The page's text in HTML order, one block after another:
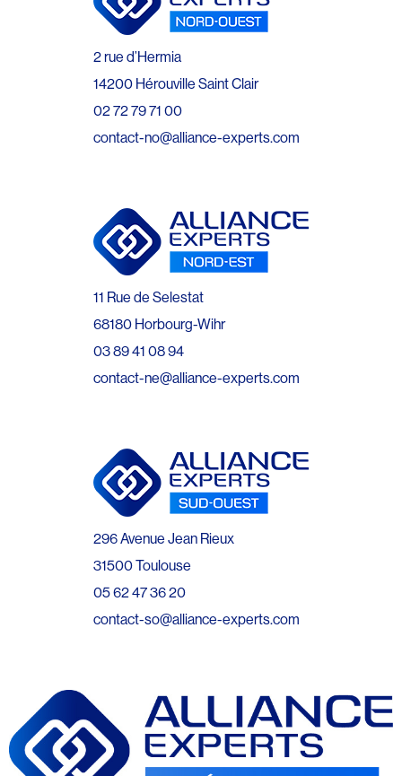
2 rue d’Hermia
14200 Hérouville Saint Clair
02 72 79 71 00
contact-no@alliance-experts.com
11 Rue de Selestat
68180 Horbourg-Wihr
03 89 41 08 94
contact-ne@alliance-experts.com
296 Avenue Jean Rieux
31500 Toulouse
05 62 47 36 20
contact-so@alliance-experts.com